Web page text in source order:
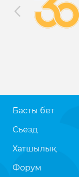
Басты бет
Съезд
Хатшылық
Форум